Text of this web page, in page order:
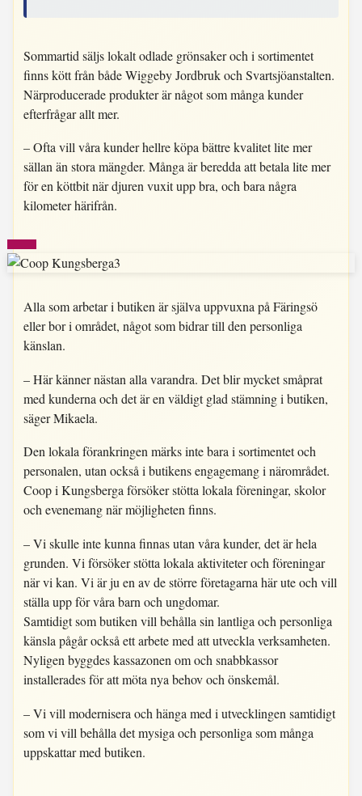
Sommartid säljs lokalt odlade grönsaker och i sortimentet
finns kött från både Wiggeby Jordbruk och Svartsjöanstalten.
Närproducerade produkter är något som många kunder
efterfrågar allt mer.
– Ofta vill våra kunder hellre köpa bättre kvalitet lite mer
sällan än stora mängder. Många är beredda att betala lite mer
för en köttbit när djuren vuxit upp bra, och bara några
kilometer härifrån.
Alla som arbetar i butiken är själva uppvuxna på Färingsö
eller bor i området, något som bidrar till den personliga
känslan.
– Här känner nästan alla varandra. Det blir mycket småprat
med kunderna och det är en väldigt glad stämning i butiken,
säger Mikaela.
Den lokala förankringen märks inte bara i sortimentet och
personalen, utan också i butikens engagemang i närområdet.
Coop i Kungsberga försöker stötta lokala föreningar, skolor
och evenemang när möjligheten finns.
– Vi skulle inte kunna finnas utan våra kunder, det är hela
grunden. Vi försöker stötta lokala aktiviteter och föreningar
när vi kan. Vi är ju en av de större företagarna här ute och vill
ställa upp för våra barn och ungdomar.
Samtidigt som butiken vill behålla sin lantliga och personliga
känsla pågår också ett arbete med att utveckla verksamheten.
Nyligen byggdes kassazonen om och snabbkassor
installerades för att möta nya behov och önskemål.
– Vi vill modernisera och hänga med i utvecklingen samtidigt
som vi vill behålla det mysiga och personliga som många
uppskattar med butiken.